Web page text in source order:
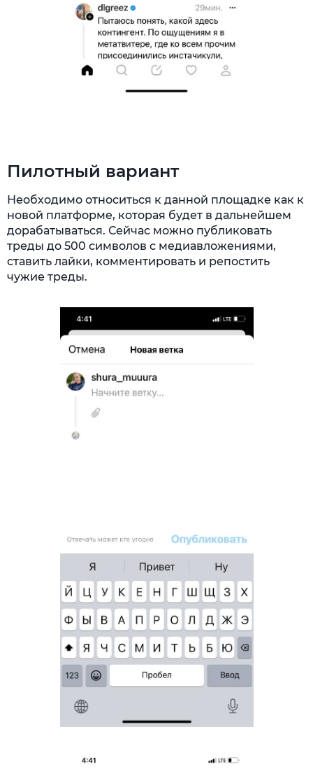
Пилотный вариант
Необходимо относиться к данной площадке как к
новой платформе, которая будет в дальнейшем
дорабатываться. Сейчас можно публиковать
треды до 500 символов с медиавложениями,
ставить лайки, комментировать и репостить
чужие треды.